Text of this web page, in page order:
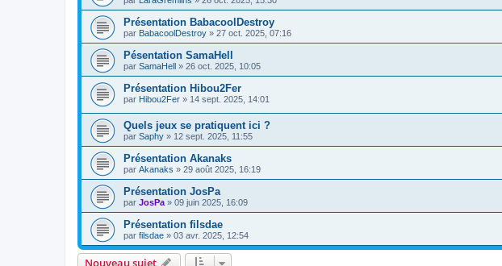
Présentation BabacoolDestroy
par BabacoolDestroy » 27 oct. 2025, 07:16
Pésentation SamaHell
par SamaHell » 26 oct. 2025, 10:05
Présentation Hibou2Fer
par Hibou2Fer » 14 sept. 2025, 14:01
Quels jeux se pratiquent ici ?
par Saphy » 12 sept. 2025, 11:55
Présentation Akanaks
par Akanaks » 29 août 2025, 16:19
Présentation JosPa
par JosPa» 09 juin 2025, 16:09
Présentation filsdae
par filsdae » 03 avr. 2025, 12:54